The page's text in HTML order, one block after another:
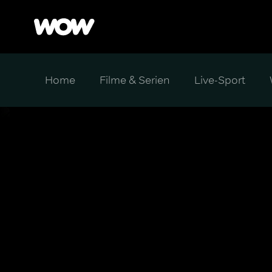
Home Filme & Serien Live-Sport